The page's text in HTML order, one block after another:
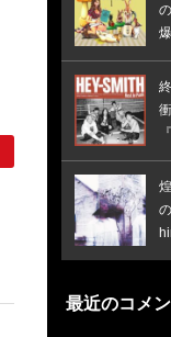
最近のコメ